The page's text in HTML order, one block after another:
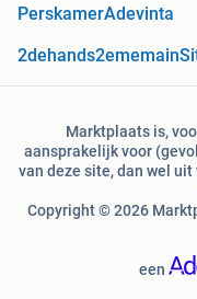
PerskamerAdevinta
2dehands2ememain
Marktplaats is,
aansprakelijk voor
van deze site, dan wel
Copyright © 2026
een